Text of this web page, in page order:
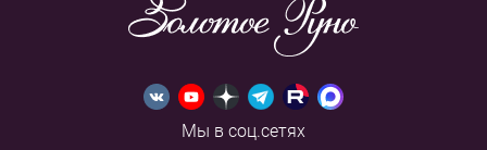
Мы в соц.сетях